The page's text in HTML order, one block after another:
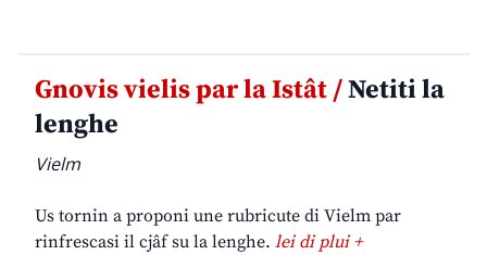
Gnovis vielis par la Istât /Netiti la
lenghe
Vielm
Us tornin a proponi une rubricute di Vielm par
rinfrescasi il cjâf su la lenghe. lei di plui +